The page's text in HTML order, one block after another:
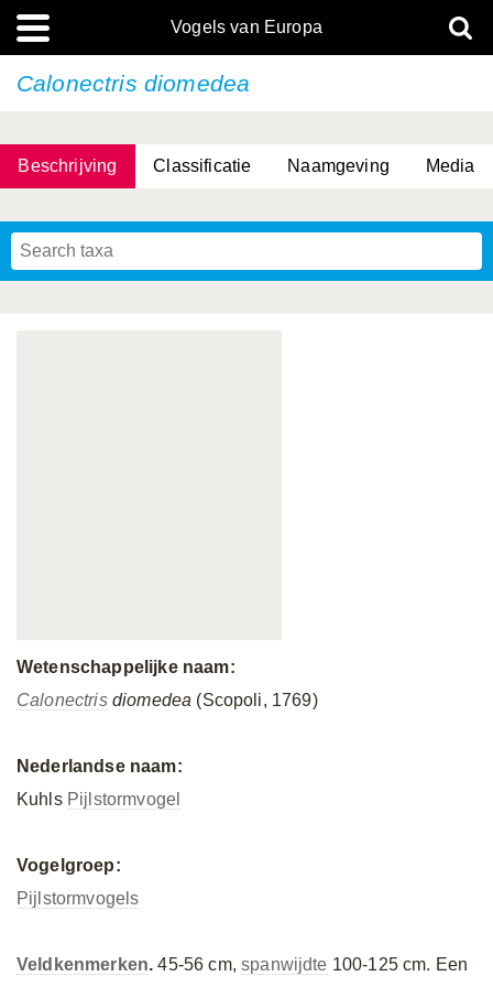
Vogels van Europa
Calonectris diomedea
Beschrijving Classificatie Naamgeving Media
Wetenschappelijke naam:
Calonectrisdiomedea (Scopoli, 1769)
Nederlandse naam:
Kuhls Pijlstormvogel
Vogelgroep:
Pijlstormvogels
Veldkenmerken. 45-56 cm,spanwijdte 100-125 cm. Een